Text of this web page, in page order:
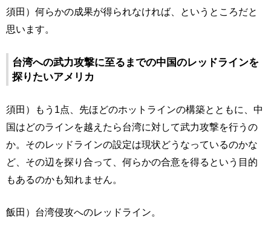
須田）何らかの成果が得られなければ、というところだと
思います。
台湾への武力攻撃に至るまでの中国のレッドラインを
探りたいアメリカ
須田）もう1点、先ほどのホットラインの構築とともに、中
国はどのラインを越えたら台湾に対して武力攻撃を行うの
か。そのレッドラインの設定は現状どうなっているのかな
ど、その辺を探り合って、何らかの合意を得るという目的
もあるのかも知れません。
飯田）台湾侵攻へのレッドライン。